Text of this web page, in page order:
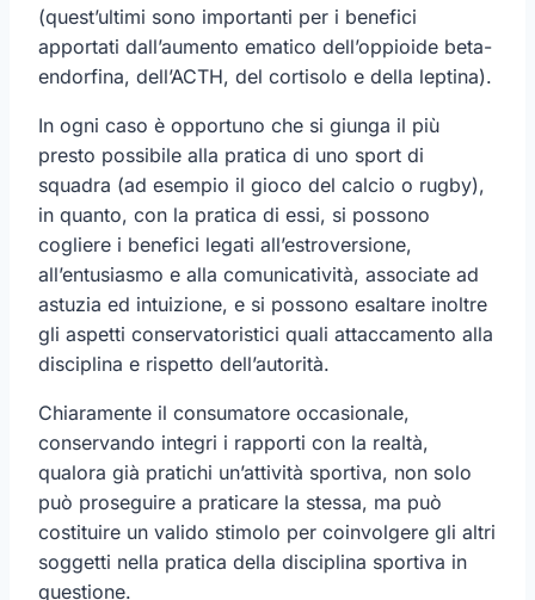
(quest’ultimi sono importanti per i benefici
apportati dall’aumento ematico dell’oppioide beta-
endorfina, dell’ACTH, del cortisolo e della leptina).
In ogni caso è opportuno che si giunga il più
presto possibile alla pratica di uno sport di
squadra (ad esempio il gioco del calcio o rugby),
in quanto, con la pratica di essi, si possono
cogliere i benefici legati all’estroversione,
all’entusiasmo e alla comunicatività, associate ad
astuzia ed intuizione, e si possono esaltare inoltre
gli aspetti conservatoristici quali attaccamento alla
disciplina e rispetto dell’autorità.
Chiaramente il consumatore occasionale,
conservando integri i rapporti con la realtà,
qualora già pratichi un’attività sportiva, non solo
può proseguire a praticare la stessa, ma può
costituire un valido stimolo per coinvolgere gli altri
soggetti nella pratica della disciplina sportiva in
questione.